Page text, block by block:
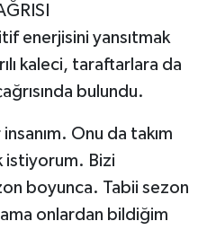
enerjisini yansıtmak
kaleci, taraftarlara da
bulundu.
Onu da takım
istiyorum. Bizi
boyunca. Tabii sezon
ama onlardan bildiğim